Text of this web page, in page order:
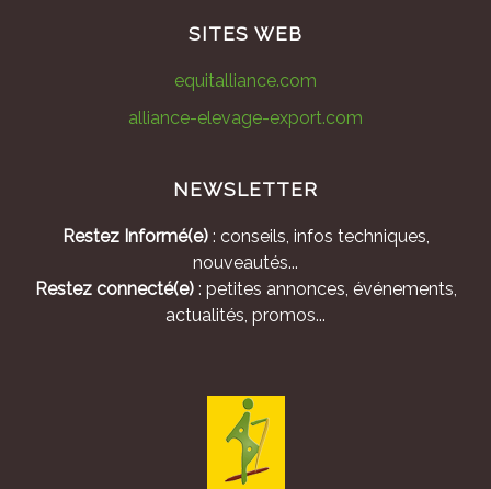
SITES WEB
equitalliance.com
alliance-elevage-export.com
NEWSLETTER
Restez Informé(e): conseils, infos techniques,
nouveautés...
Restez connecté(e): petites annonces, événements,
actualités, promos...